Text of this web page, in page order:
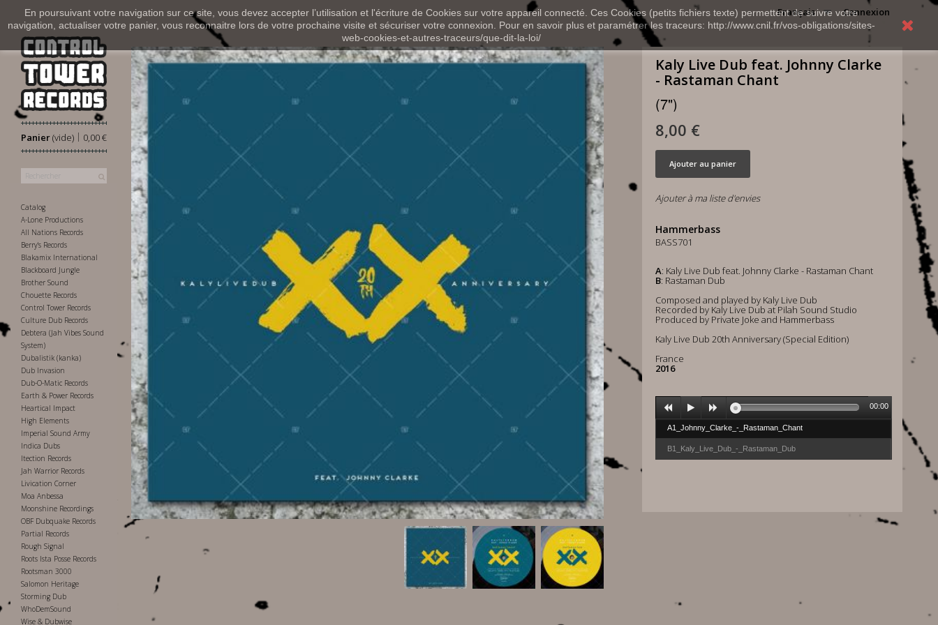
En poursuivant votre navigation sur ce site, vous devez accepter l’utilisation et l'écriture de Cookies sur votre appareil connecté. Ces Cookies (petits fichiers texte) permettent de suivre votre
navigation, actualiser votre panier, vous reconnaitre lors de votre prochaine visite et sécuriser votre connexion. Pour en savoir plus et paramétrer les traceurs: http://www.cnil.fr/vos-obligations/sites-
web-cookies-et-autres-traceurs/que-dit-la-loi/
Connexion
Français
Panier 0,00 €
|
(vide)
Catalog
A-Lone Productions
All Nations Records
Berry's Records
Blakamix International
Blackboard Jungle
Brother Sound
Chouette Records
Control Tower Records
Culture Dub Records
Debtera (Jah Vibes Sound
System)
Dubalistik (kanka)
Dub Invasion
Dub-O-Matic Records
Earth & Power Records
Heartical Impact
High Elements
Imperial Sound Army
Indica Dubs
Itection Records
Jah Warrior Records
Livication Corner
Moa Anbessa
Moonshine Recordings
OBF Dubquake Records
Partial Records
Rough Signal
Roots Ista Posse Records
Rootsman 3000
Salomon Heritage
Storming Dub
WhoDemSound
Wise & Dubwise
Kaly Live Dub feat. Johnny Clarke
- Rastaman Chant
(7")
8,00 €
Ajouter au panier
Ajouter à ma liste d'envies
Hammerbass
BASS701
A: Kaly Live Dub feat. Johnny Clarke - Rastaman Chant
B: Rastaman Dub
Composed and played by Kaly Live Dub
Recorded by Kaly Live Dub at Pilah Sound Studio
Produced by Private Joke and Hammerbass
Kaly Live Dub 20th Anniversary (Special Edition)
France
2016
A1_Johnny_Clarke_-_Rastaman_Chant
B1_Kaly_Live_Dub_-_Rastaman_Dub
00:00